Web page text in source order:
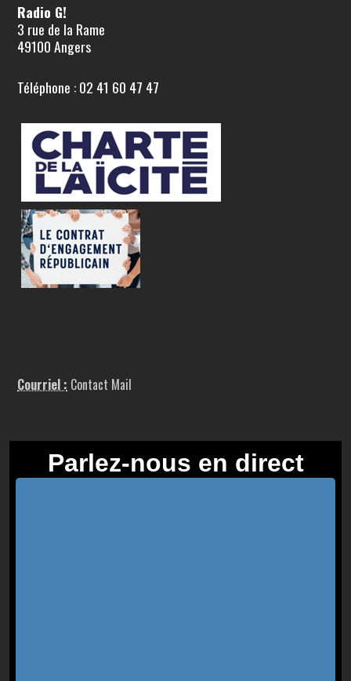
Radio G!
3 rue de la Rame
49100 Angers
Téléphone : 02 41 60 47 47
Courriel : Contact Mail